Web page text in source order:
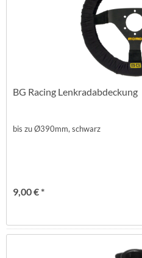
BG Racing Lenkradabdeckung
bis zu Ø390mm, schwarz
9,00 € *